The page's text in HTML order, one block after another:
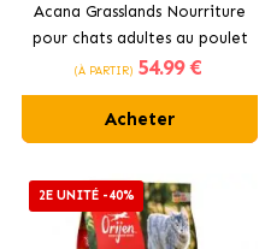
Acana Grasslands Nourriture
pour chats adultes au poulet
et au canard
(À PARTIR) 54.99 €
Acheter
2E UNITÉ -40%